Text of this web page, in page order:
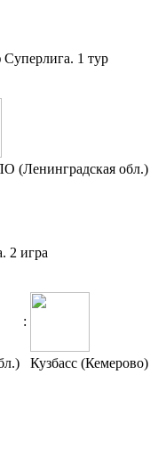
1 тур
(Ленинградская обл.)
2 игра
:
Кузбасс (Кемерово)